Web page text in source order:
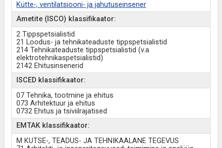
Kütte-, ventilatsiooni- ja jahutuseinsener
Ametite (ISCO) klassifikaator:
2 Tippspetsialistid
21 Loodus- ja tehnikateaduste tippspetsialistid
214 Tehnikateaduste tippspetsialistid (v.a
elektrotehnikaspetsialistid)
2142 Ehitusinsenerid
ISCED klassifikaator:
07 Tehnika, tootmine ja ehitus
073 Arhitektuur ja ehitus
0732 Ehitus ja tsiviilrajatised
EMTAK klassifikaator:
M KUTSE-, TEADUS- JA TEHNIKAALANE TEGEVUS